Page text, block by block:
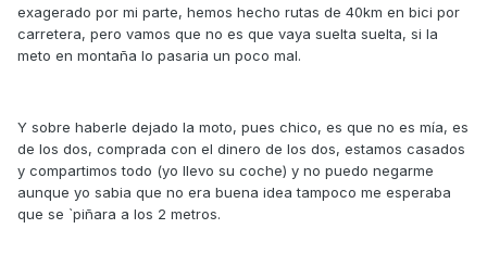
exagerado por mi parte, hemos hecho rutas de 40km en bici por
carretera, pero vamos que no es que vaya suelta suelta, si la
meto en montaña lo pasaria un poco mal.
Y sobre haberle dejado la moto, pues chico, es que no es mía, es
de los dos, comprada con el dinero de los dos, estamos casados
y compartimos todo (yo llevo su coche) y no puedo negarme
aunque yo sabia que no era buena idea tampoco me esperaba
que se `piñara a los 2 metros.